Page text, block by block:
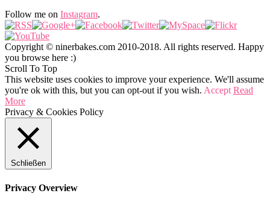
Follow me on Instagram.
Copyright © ninerbakes.com 2010-2018. All rights reserved. Happy
you browse here :)
Scroll To Top
This website uses cookies to improve your experience. We'll assume
you're ok with this, but you can opt-out if you wish. Accept Read
More
Privacy & Cookies Policy
Schließen
Privacy Overview